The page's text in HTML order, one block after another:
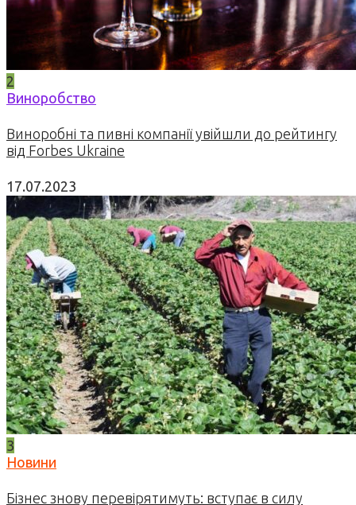
2
Виноробство
Виноробні та пивні компанії увійшли до рейтингу
від Forbes Ukraine
17.07.2023
3
Новини
Бізнес знову перевірятимуть: вступає в силу